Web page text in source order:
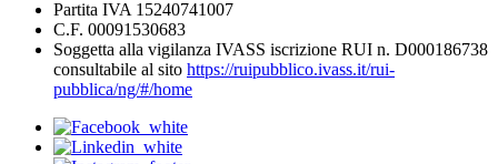
Partita IVA 15240741007
C.F. 00091530683
Soggetta alla vigilanza IVASS iscrizione RUI n. D000186738
consultabile al sito https://ruipubblico.ivass.it/rui-
pubblica/ng/#/home